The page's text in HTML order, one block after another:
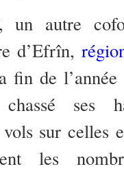
un autre
d’Efrîn,
fin de
ses
sur celles
les